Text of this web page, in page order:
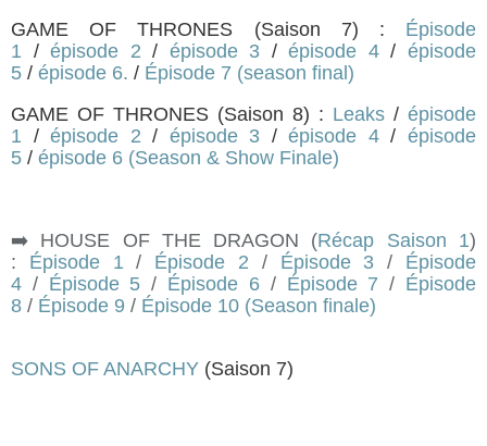
GAME OF THRONES (Saison 7) : Épisode
1 /épisode 2 / épisode 3 /épisode 4/épisode
5 / épisode 6. / Épisode 7 (season final)
GAME OF THRONES (Saison 8) : Leaks / épisode
1 /épisode 2 / épisode 3 /épisode 4/épisode
5 / épisode 6 (Season & Show Finale)
➡️ HOUSE OF THE DRAGON (Récap Saison 1)
: Épisode 1 / Épisode 2 / Épisode 3 / Épisode
4 / Épisode 5 / Épisode 6/ Épisode 7 / Épisode
8 / Épisode 9 / Épisode 10 (Season finale)
SONS OF ANARCHY (Saison 7)